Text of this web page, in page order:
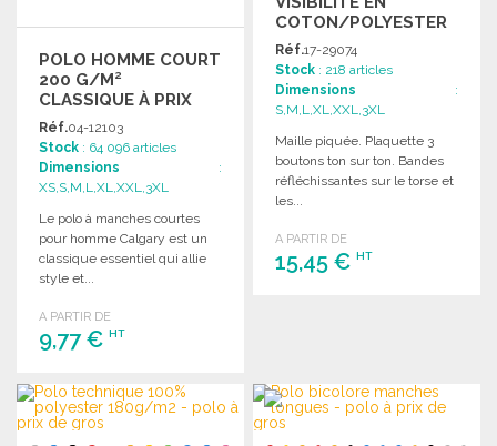
POLO HOMME COURT
200 G/M²
CLASSIQUE À PRIX
GROSSISTE
Réf.04-12103
Stock : 64 096 articles
Dimensions :
XS,S,M,L,XL,XXL,3XL
Le polo à manches courtes
pour homme Calgary est un
classique essentiel qui allie
style et...
A PARTIR DE
9,77 € HT
COMMANDER
Demander un devis
COTON/POLYESTER
Réf.17-29074
Stock : 218 articles
Dimensions :
S,M,L,XL,XXL,3XL
Maille piquée. Plaquette 3
boutons ton sur ton. Bandes
réfléchissantes sur le torse et
les...
A PARTIR DE
15,45 €HT